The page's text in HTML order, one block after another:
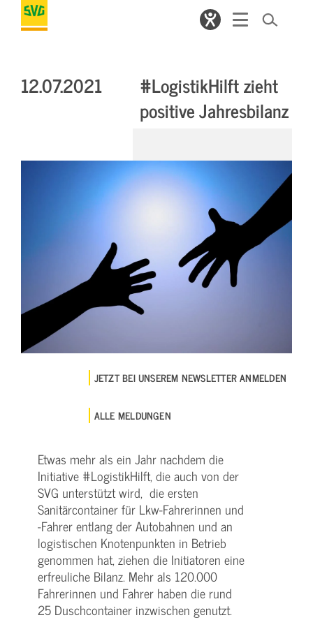
12.07.2021
#LogistikHilft zieht
positive Jahresbilanz
JETZT BEI UNSEREM NEWSLETTER ANMELDEN
ALLE MELDUNGEN
Etwas mehr als ein Jahr nachdem die
Initiative #LogistikHilft, die auch von der
SVG unterstützt wird, die ersten
Sanitärcontainer für Lkw-Fahrerinnen und
-Fahrer entlang der Autobahnen und an
logistischen Knotenpunkten in Betrieb
genommen hat, ziehen die Initiatoren eine
erfreuliche Bilanz. Mehr als 120.000
Fahrerinnen und Fahrer haben die rund
25 Duschcontainer inzwischen genutzt.